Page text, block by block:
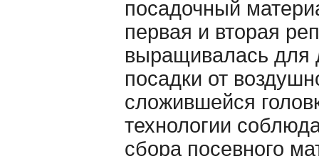
посадочный
первая и вторая
выращивалась для
посадки от
сложившейся
технологии
сбора посевного